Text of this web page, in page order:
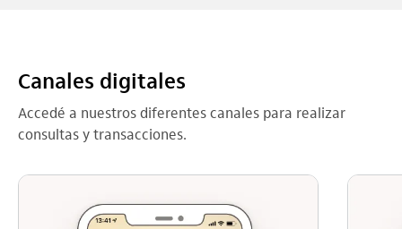
Canales digitales
Accedé a nuestros diferentes canales para realizar
consultas y transacciones.